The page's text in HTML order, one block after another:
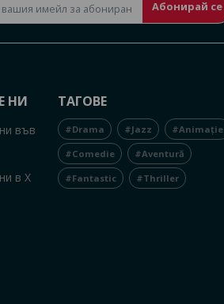
Абонирай се
НИ
във
в X
ТАГОВЕ
#Drama #Jazz #Animație
#Comedie #Aventură
#Fantastic #Thriller